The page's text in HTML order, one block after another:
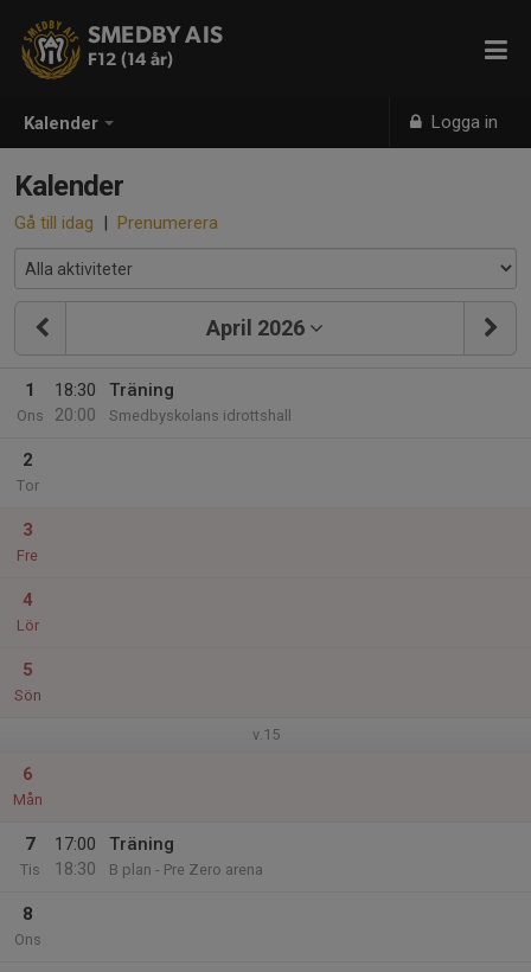
Kalender Logga in
SMEDBY AIS
F12 (14 år)
Kalender
Gå till idag | Prenumerera
April 2026
1
Ons
18:30
20:00
Träning
Smedbyskolans idrottshall
2
Tor
3
Fre
4
Lör
5
Sön
v.15
6
Mån
7
Tis
17:00
18:30
Träning
B plan - Pre Zero arena
8
Ons